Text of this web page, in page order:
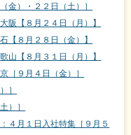
）・２２日（土）］
阪【８月２４日（月）】
【８月２８日（金）】
山【８月３１日（月）】
［９月４日（金）］
］
）］
４月１日入社特集［９月５